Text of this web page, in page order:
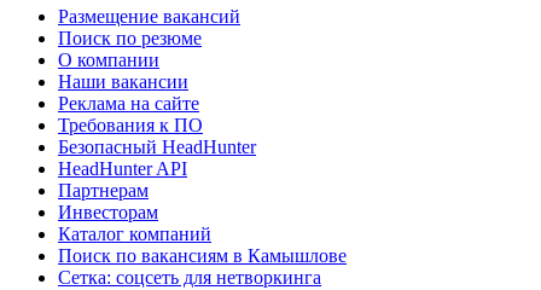
Размещение вакансий
Поиск по резюме
О компании
Наши вакансии
Реклама на сайте
Требования к ПО
Безопасный HeadHunter
HeadHunter API
Партнерам
Инвесторам
Каталог компаний
Поиск по вакансиям в Камышлове
Сетка: соцсеть для нетворкинга